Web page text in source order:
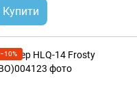
Купити
−10%